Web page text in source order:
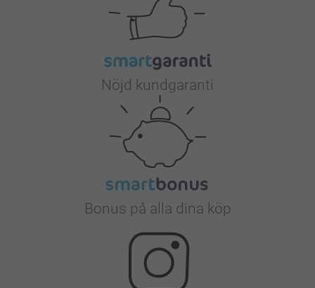
Nöjd kundgaranti
Bonus på alla dina köp